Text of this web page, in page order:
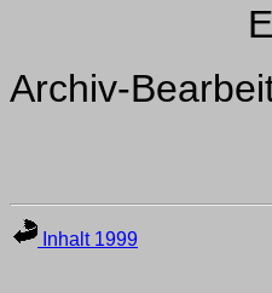
Archiv-
Inhalt 1999